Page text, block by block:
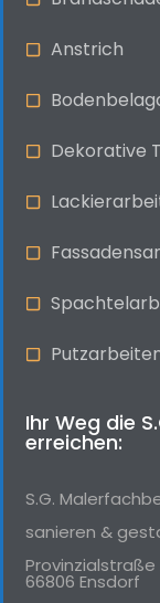
Anstrich
Dekorative
Ihr Weg die
erreichen:
S.G.
sanieren &
Provinzialstraße
66806 Ensdorf